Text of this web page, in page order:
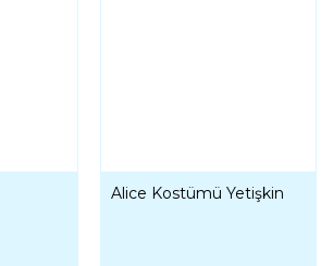
Alice Kostümü Yetişkin